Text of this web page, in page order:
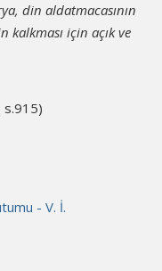
din aldatmacasının
kalkması için açık ve
s.915)
- V. İ.